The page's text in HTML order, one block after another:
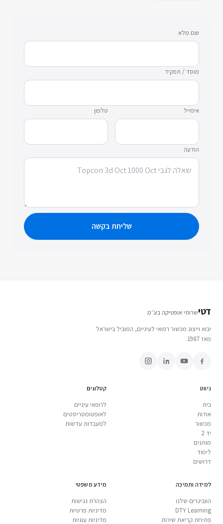
שם מלא
מוסד / תפקיד
אימייל טלפון
הודעה
שליחת בקשה
דטישרותי אופטיקה בע״מ
יבוא וייצוג מכשור רפואי לעיניים, המוביל בישראל
מאז 1987.
ניווט
בית
אודות
מכשור
יד 2
מותגים
לימוד
דרושים
קטלוגים
לרופאי עיניים
לאופטומטריסטים
למעבדות עדשות
למידה ותמיכה
הוובינרים שלנו
DTY Learning
פתיחת קריאת שירות
מידע משפטי
הצהרת נגישות
מדיניות פרטיות
מדיניות עוגיות